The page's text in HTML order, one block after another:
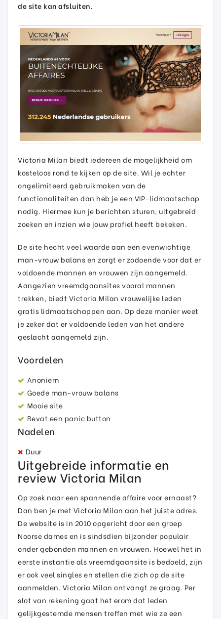
de site kan afsluiten.
Victoria Milan biedt iedereen de mogelijkheid om
kosteloos rond te kijken op de site. Wil je echter
ongelimiteerd gebruikmaken van de
functionaliteiten dan heb je een VIP-lidmaatschap
nodig. Hiermee kun je berichten sturen, uitgebreid
zoeken en inzien wie jouw profiel heeft bekeken.
De site hecht veel waarde aan een evenwichtige
man-vrouw balans en zorgt er zodoende voor dat er
voldoende mannen en vrouwen zijn aangemeld.
Aangezien vreemdgaansites vooral mannen
trekken, biedt Victoria Milan vrouwelijke leden
gratis lidmaatschappen aan. Op deze manier weet
je zeker dat er voldoende leden van het andere
geslacht aangemeld zijn.
Voordelen
Anoniem
Goede man-vrouw balans
Mooie site
Bevat een panic button
Nadelen
Duur
Uitgebreide informatie en
review Victoria Milan
Op zoek naar een spannende affaire voor ernaast?
Dan ben je met Victoria Milan aan het juiste adres.
De website is in 2010 opgericht door een groep
Noorse dames en is sindsdien bijzonder populair
onder gebonden mannen en vrouwen. Hoewel het in
eerste instantie als vreemdgaansite is bedoeld, zijn
er ook veel singles en stellen die zich op de site
aanmelden. Victoria Milan ontvangt ze graag. Per
slot van rekening gaat het erom dat leden
gelijkgestemde mensen treffen met wie ze een